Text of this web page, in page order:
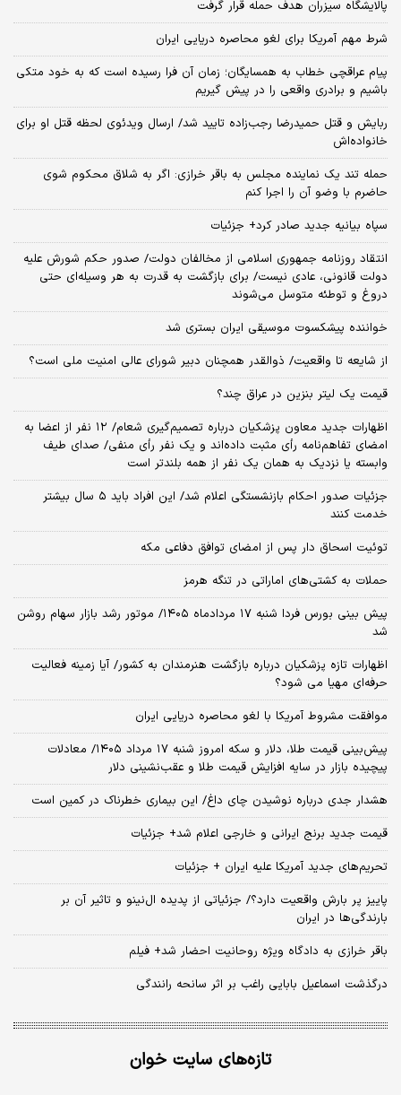
پالایشگاه سیزران هدف حمله قرار گرفت
شرط مهم آمریکا برای لغو محاصره دریایی ایران
پیام عراقچی خطاب به همسایگان؛ زمان آن فرا رسیده است که به خود متکی
باشیم و برادری واقعی را در پیش گیریم
ربایش و قتل حمیدرضا رجب‌زاده تایید شد/ ارسال ویدئوی لحظه قتل او برای
خانواده‌اش
حمله تند یک نماینده مجلس به باقر خرازی: اگر به شلاق محکوم شوی
حاضرم با وضو آن را اجرا کنم
سپاه بیانیه جدید صادر کرد+ جزئیات
انتقاد روزنامه جمهوری اسلامی از مخالفان دولت/ صدور حکم شورش علیه
دولت قانونی، عادی نیست/ برای بازگشت به قدرت به هر وسیله‌ای حتی
دروغ و توطئه متوسل می‌شوند
خواننده پیشکسوت موسیقی ایران بستری شد
از شایعه تا واقعیت/ ذوالقدر همچنان دبیر شورای ‌عالی امنیت ملی است؟
قیمت یک لیتر بنزین در عراق چند؟
اظهارات جدید معاون پزشکیان درباره تصمیم‌گیری شعام/ ۱۲ نفر از اعضا به
امضای تفاهم‌نامه رأی مثبت داده‌اند و یک نفر رأی منفی/ صدای طیف
وابسته یا نزدیک به همان یک نفر از همه بلندتر است
جزئیات صدور احکام بازنشستگی اعلام شد/ این افراد باید ۵ سال بیشتر
خدمت کنند
توئیت اسحاق دار پس از امضای توافق دفاعی مکه
حملات به کشتی‌های اماراتی در تنگه هرمز
پیش بینی بورس فردا شنبه ۱۷ مردادماه ۱۴۰۵/ موتور رشد بازار سهام روشن
شد
اظهارات تازه پزشکیان درباره بازگشت هنرمندان به کشور/ آیا زمینه فعالیت
حرفه‌ای مهیا می شود؟
موافقت مشروط آمریکا با لغو محاصره دریایی ایران
پیش‌بینی قیمت طلا، دلار و سکه امروز شنبه ۱۷ مرداد ۱۴۰۵/ معادلات
پیچیده بازار در سایه افزایش قیمت طلا و عقب‌نشینی دلار
هشدار جدی درباره نوشیدن چای داغ/ این بیماری خطرناک در کمین است
قیمت جدید برنج ایرانی و خارجی اعلام شد+ جزئیات
تحریم‌های جدید آمریکا علیه ایران + جزئیات
پاییز پر بارش واقعیت دارد؟/ جزئیاتی از پدیده ال‌نینو و تاثیر آن بر
بارندگی‌ها در ایران
باقر خرازی به دادگاه ویژه روحانیت احضار شد+ فیلم
درگذشت اسماعیل بابایی راغب بر اثر سانحه رانندگی
تازه‌های سایت خوان